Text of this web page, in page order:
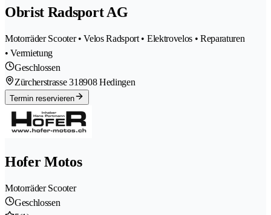
Obrist Radsport AG
Motorräder Scooter • Velos Radsport • Elektrovelos • Reparaturen
• Vermietung
Geschlossen
Zürcherstrasse 318908 Hedingen
Termin reservieren
Hofer Motos
Motorräder Scooter
Geschlossen